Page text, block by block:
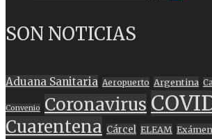
SON NOTICIAS
Aduana Sanitaria Aeropuerto Argentina
Convenio Coronavirus
Cuarentena Cárcel ELEAM